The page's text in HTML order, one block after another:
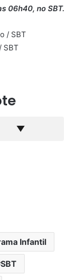
06h40, no SBT.
SBT
Infantil
SBT